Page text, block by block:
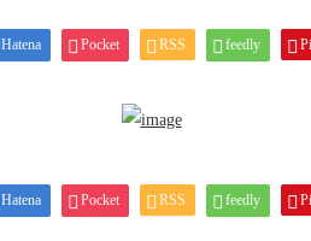
Hatena Pocket RSS feedly
Hatena Pocket RSS feedly